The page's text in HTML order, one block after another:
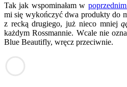
Tak jak wspominałam w
mi się wykończyć dwa produkty do
z recką drugiego, już nieco mniej
każdym Rossmannie. Wcale nie
Blue Beautifly, wręcz przeciwnie.